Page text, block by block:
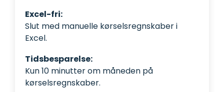
Excel-fri:
Slut med manuelle kørselsregnskaber i
Excel.
Tidsbesparelse:
Kun 10 minutter om måneden på
kørselsregnskaber.